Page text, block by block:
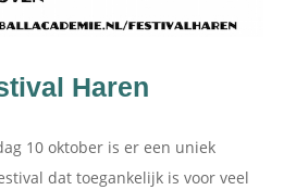
Haren
10 oktober is er een uniek
dat toegankelijk is voor veel